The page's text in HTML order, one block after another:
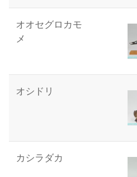
オオセグロカモ
メ
オシドリ
カシラダカ